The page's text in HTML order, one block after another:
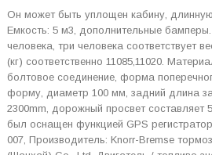
Он может быть уплощен кабину,
Емкость: 5 м3, дополнительные
человека, три человека соответствует
(кг) соответственно 11085,11020.
болтовое соединение, форма
форму, диаметр 100 мм, задний длина
2300mm, дорожный просвет составляет
был оснащен функцией GPS
007, Производитель: Knorr-Bremse